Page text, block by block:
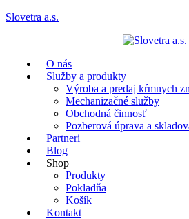
Slovetra a.s.
O nás
Služby a produkty
Výroba a predaj kŕmnych
Mechanizačné služby
Obchodná činnosť
Pozberová úprava a
Partneri
Blog
Shop
Produkty
Pokladňa
Košík
Kontakt